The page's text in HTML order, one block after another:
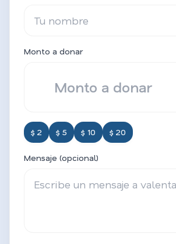
Monto a donar
$ 2 $ 5 $ 10 $ 20
Mensaje (opcional)